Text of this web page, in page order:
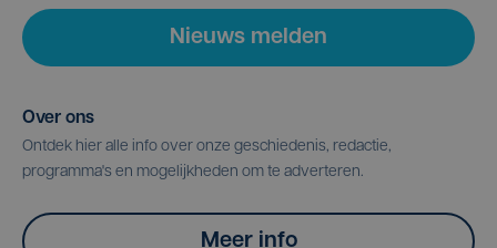
Nieuws melden
Over ons
Ontdek hier alle info over onze geschiedenis, redactie,
programma's en mogelijkheden om te adverteren.
Meer info